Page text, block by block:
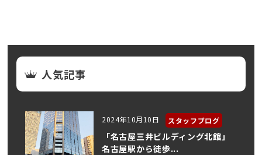
人気記事
2024年10月10日 スタッフブログ
「名古屋三井ビルディング北館」
名古屋駅から徒歩...